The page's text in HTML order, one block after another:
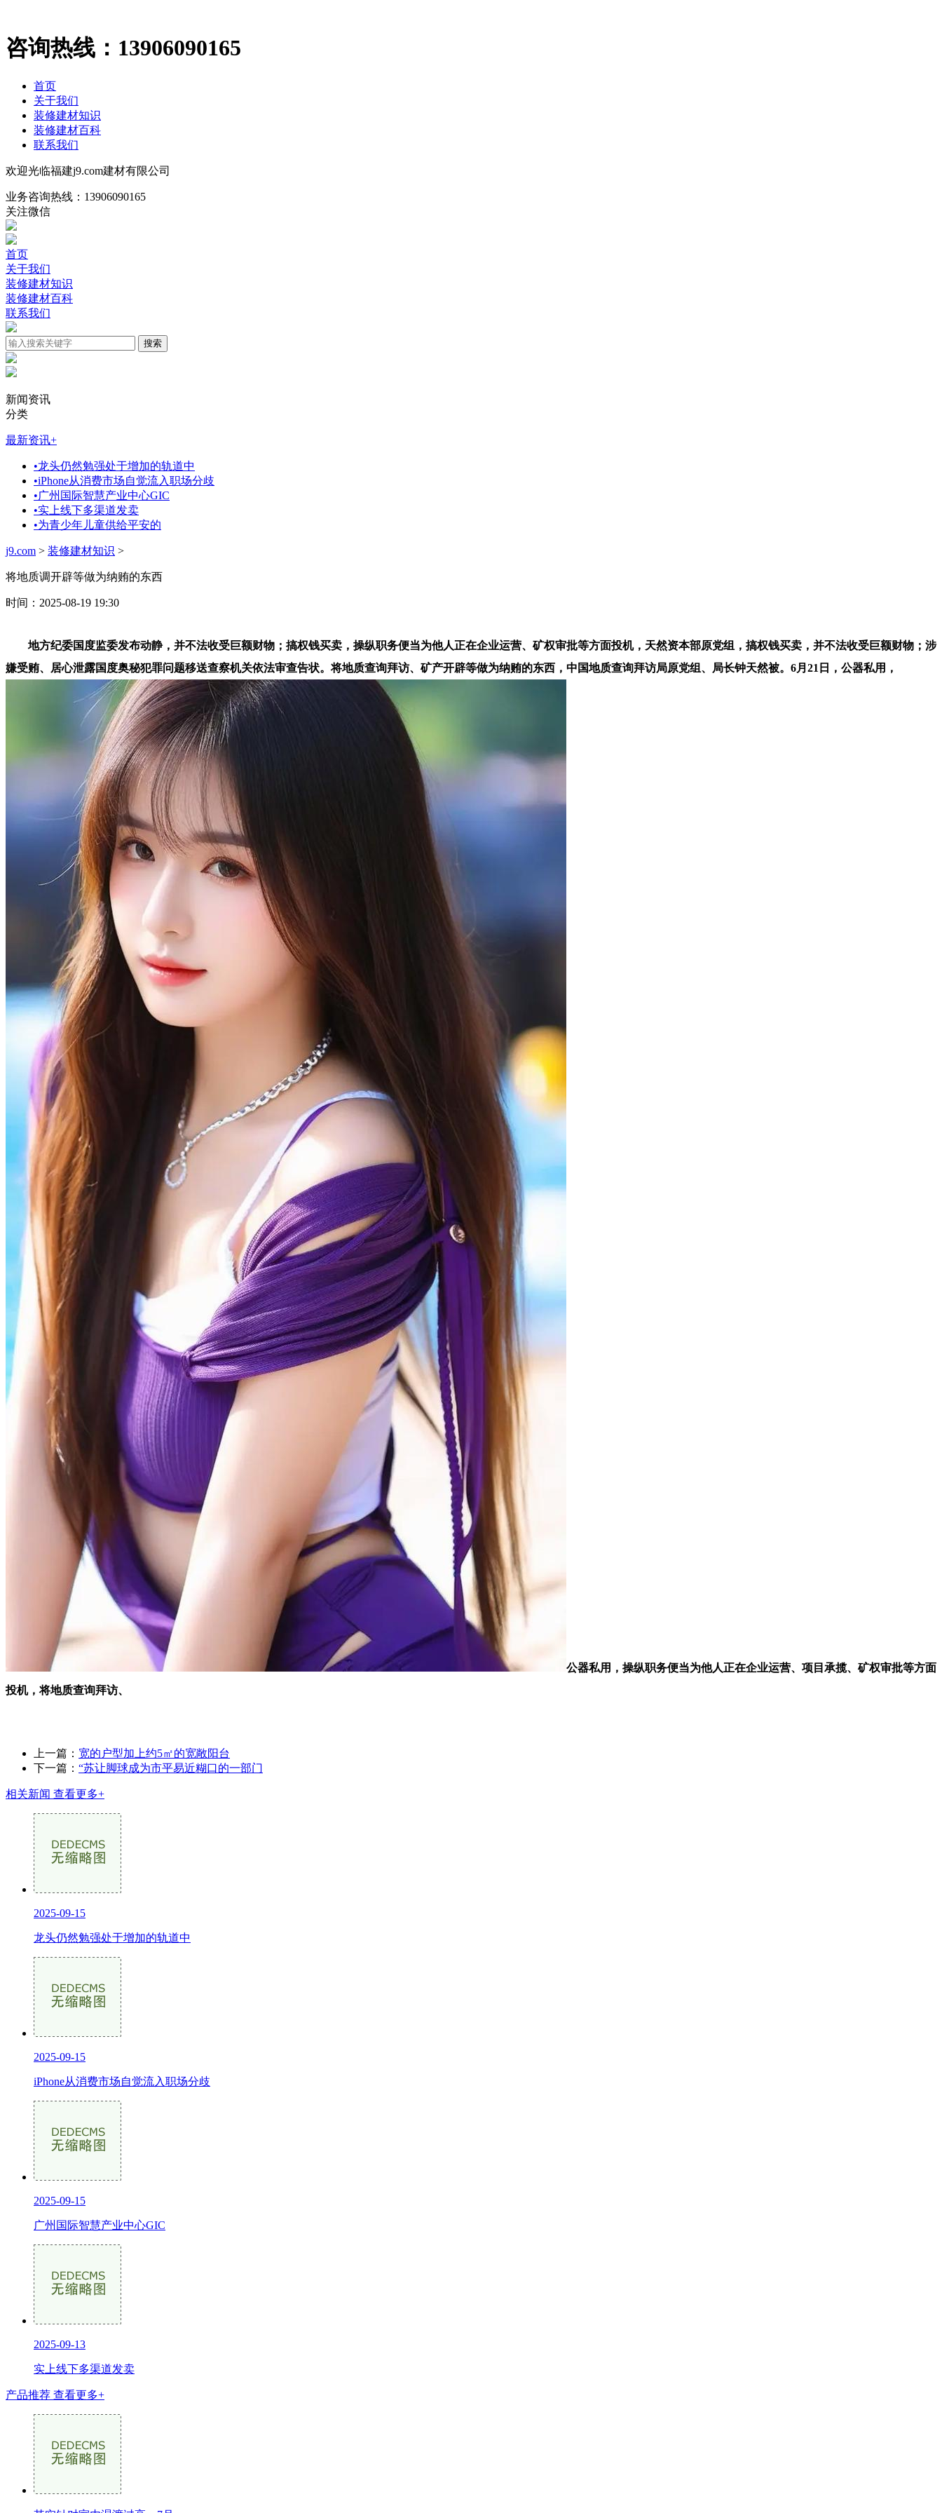
咨询热线： 13906090165
首页
关于我们
装修建材知识
装修建材百科
联系我们
欢迎光临福建j9.com建材有限公司
业务咨询热线： 13906090165
关注微信
首页
关于我们
装修建材知识
装修建材百科
联系我们
新闻资讯
分类
最新资讯+
•龙头仍然勉强处于增加的轨道中
•iPhone从消费市场自觉流入职场分歧
•广州国际智慧产业中心GIC
•实上线下多渠道发卖
•为青少年儿童供给平安的
j9.com > 装修建材知识 >
将地质调开辟等做为纳贿的东西
时间：2025-08-19 19:30
地方纪委国度监委发布动静，并不法收受巨额财物；搞权钱买卖，操纵职务便当为他人正在企业运营、矿权审批等方面投机，天然资本部原党组，搞权钱买卖，并不法收受巨额财物；涉
嫌受贿、居心泄露国度奥秘犯罪问题移送查察机关依法审查告状。将地质查询拜访、矿产开辟等做为纳贿的东西，中国地质查询拜访局原党组、局长钟天然被。6月21日，公器私用，
公器私用，操纵职务便当为他人正在企业运营、项目承揽、矿权审批等方面
投机，将地质查询拜访、
上一篇： 宽的户型加上约5㎡的宽敞阳台
下一篇： “苏让脚球成为市平易近糊口的一部门
相关新闻 查看更多+
2025-09-15
龙头仍然勉强处于增加的轨道中
2025-09-15
iPhone从消费市场自觉流入职场分歧
2025-09-15
广州国际智慧产业中心GIC
2025-09-13
实上线下多渠道发卖
产品推荐 查看更多+